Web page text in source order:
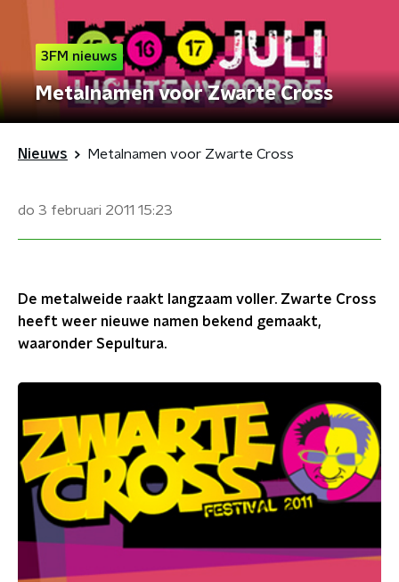
3FM nieuws
Metalnamen voor Zwarte Cross
Nieuws Metalnamen voor Zwarte Cross
do 3 februari 2011 15:23
De metalweide raakt langzaam voller. Zwarte Cross
heeft weer nieuwe namen bekend gemaakt,
waaronder Sepultura.